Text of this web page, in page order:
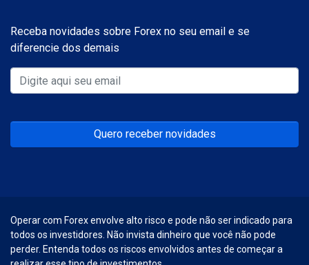
Receba novidades sobre Forex no seu email e se
diferencie dos demais
Quero receber novidades
Operar com Forex envolve alto risco e pode não ser indicado para
todos os investidores. Não invista dinheiro que você não pode
perder. Entenda todos os riscos envolvidos antes de começar a